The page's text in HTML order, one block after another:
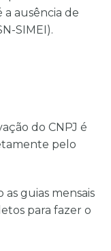
ausência de
SIMEI).
do CNPJ é
pelo
as guias mensais
para fazer o